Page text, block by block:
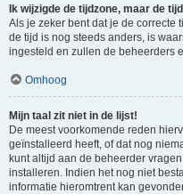
Ik wijzigde de tijdzone, maar de
Als je zeker bent dat je de correcte
de tijd is nog steeds anders, is
ingesteld en zullen de beheerders
Omhoog
Mijn taal zit niet in de lijst!
De meest voorkomende reden
geïnstalleerd heeft, of dat nog
kunt altijd aan de beheerder
installeren. Indien het nog niet
informatie hieromtrent kan